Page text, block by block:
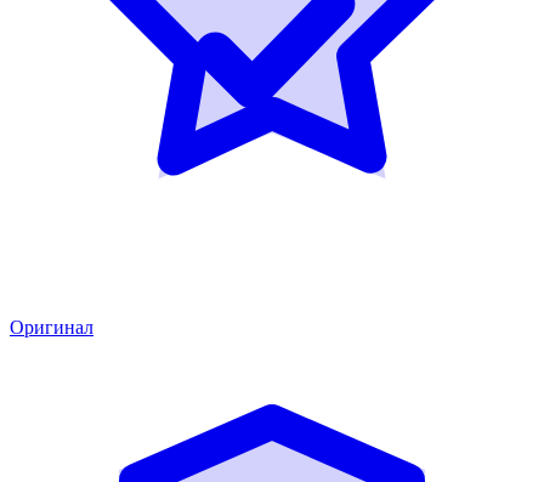
Оригинал